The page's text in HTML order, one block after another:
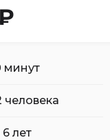
минут
человека
6 лет